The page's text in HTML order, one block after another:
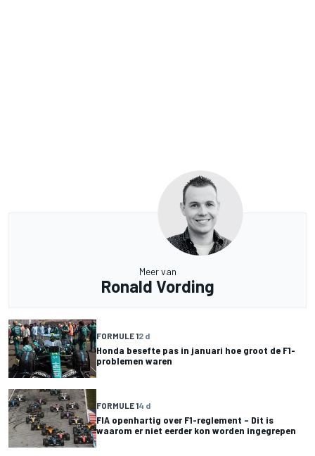
Meer van
Ronald Vording
FORMULE 12 d
Honda besefte pas in januari hoe groot de F1-
problemen waren
FORMULE 14 d
FIA openhartig over F1-reglement – Dit is
waarom er niet eerder kon worden ingegrepen